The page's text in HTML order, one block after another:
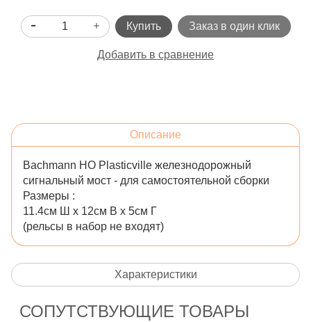
Купить Заказ в один клик
Добавить в сравнение
Описание
Bachmann НО Plasticville железнодорожный
сигнальный мост - для самостоятельной сборки
Размеры :
11.4см Ш х 12см В х 5см Г
(рельсы в набор не входят)
Характеристики
СОПУТСТВУЮЩИЕ ТОВАРЫ